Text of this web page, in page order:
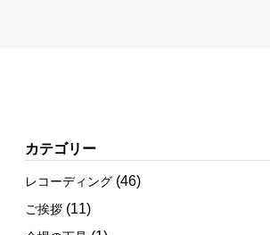
カテゴリー
レコーディング (46)
ご挨拶 (11)